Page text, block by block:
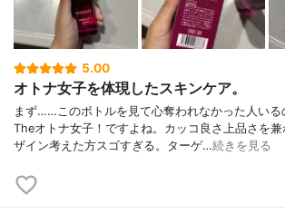
5.00
オトナ女子を体現したスキンケア。
まず……このボトルを見て心奪われなかった人いる
Theオトナ女子！ですよね。カッコ良さ上品さを
ザイン考えた方スゴすぎる。ターゲ…続きを見る